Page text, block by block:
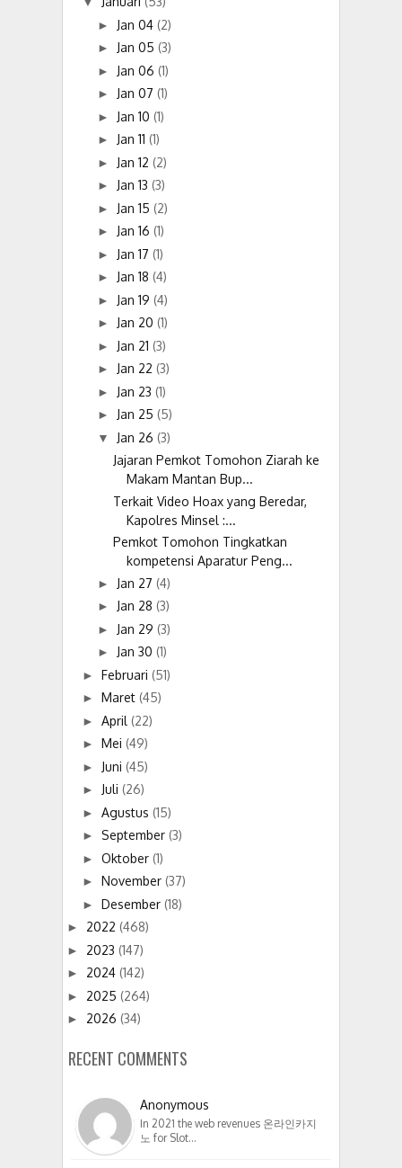
► Jan 04 (2)
► Jan 05 (3)
► Jan 06 (1)
► Jan 07 (1)
► Jan 10 (1)
► Jan 11 (1)
► Jan 12 (2)
► Jan 13 (3)
► Jan 15 (2)
► Jan 16 (1)
► Jan 17 (1)
► Jan 18 (4)
► Jan 19 (4)
► Jan 20 (1)
► Jan 21 (3)
► Jan 22 (3)
► Jan 23 (1)
► Jan 25 (5)
▼ Jan 26 (3)
Jajaran Pemkot Tomohon Ziarah ke
Makam Mantan Bup...
Terkait Video Hoax yang Beredar,
Kapolres Minsel :...
Pemkot Tomohon Tingkatkan
kompetensi Aparatur Peng...
► Jan 27 (4)
► Jan 28 (3)
► Jan 29 (3)
► Jan 30 (1)
► Februari (51)
► Maret (45)
► April (22)
► Mei (49)
► Juni (45)
► Juli (26)
► Agustus (15)
► September (3)
► Oktober (1)
► November (37)
► Desember (18)
► 2022 (468)
► 2023 (147)
► 2024 (142)
► 2025 (264)
► 2026 (34)
RECENT COMMENTS
Anonymous
In 2021 the web revenues 온라인카지
노 for Slot…